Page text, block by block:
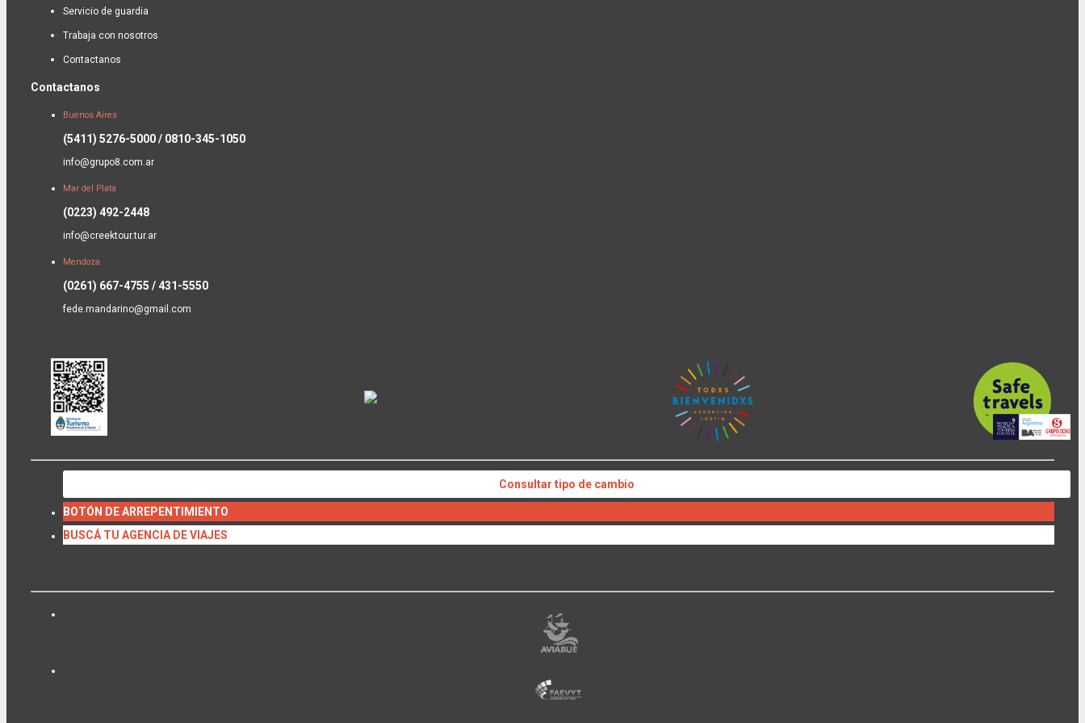
Servicio de guardia
Trabaja con nosotros
Contactanos
Contactanos
Buenos Aires
(5411) 5276-5000 / 0810-345-1050
info@grupo8.com.ar
Mar del Plata
(0223) 492-2448
info@creektour.tur.ar
Mendoza
(0261) 667-4755 / 431-5550
fede.mandarino@gmail.com
Consultar tipo de cambio
BOTÓN DE ARREPENTIMIENTO
BUSCÁ TU AGENCIA DE VIAJES